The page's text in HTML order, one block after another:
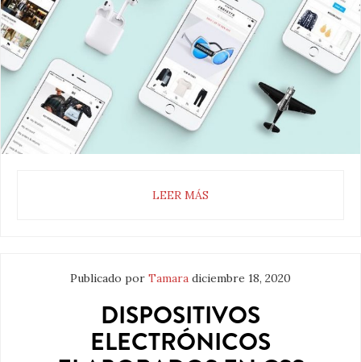
LEER MÁS
Publicado por Tamara diciembre 18, 2020
DISPOSITIVOS
ELECTRÓNICOS